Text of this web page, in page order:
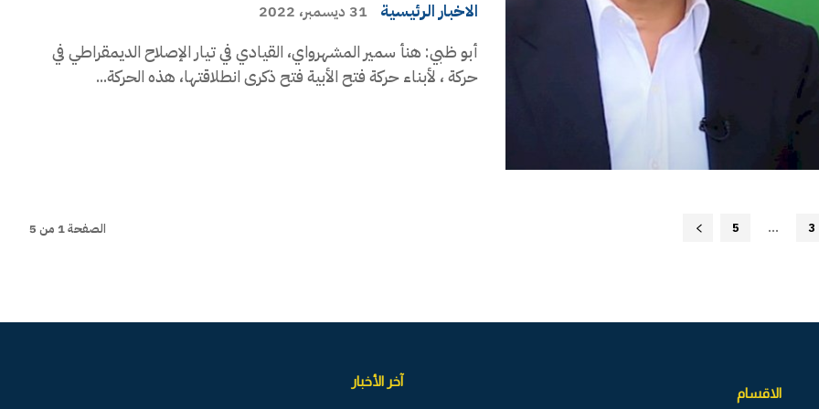
الاخبار الرئيسية 31 ديسمبر، 2022
أبو ظبي: هنأ سمير المشهرواي، القيادي في تيار الإصلاح الديمقراطي في
حركة ، لأبناء حركة فتح الأبية فتح ذكرى انطلاقتها، هذه الحركة...
3
...
5 الصفحة 1 من 5
الاقسام
آخر الأخبار